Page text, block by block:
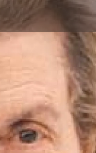
au contenu principal